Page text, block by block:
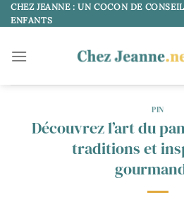
Passer
au
CHEZ JEANNE : UN COCON DE
ENFANTS
PIN
Découvrez l’art du
traditions et